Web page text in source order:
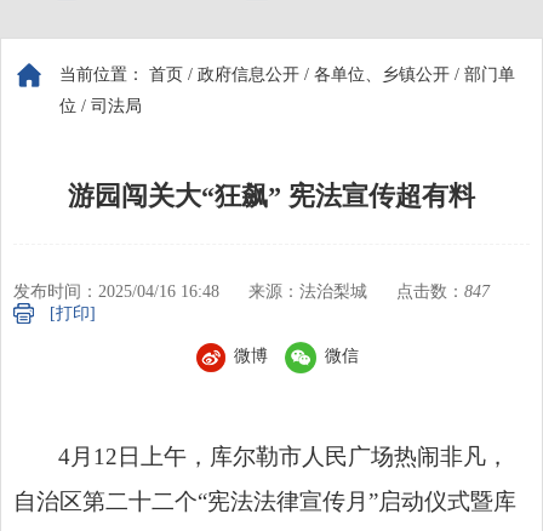
当前位置： 首页 / 政府信息公开 / 各单位、乡镇公开 / 部门单
位 / 司法局
游园闯关大“狂飙” 宪法宣传超有料
发布时间：2025/04/16 16:48 来源：法治梨城 点击数： 847
[打印]
微博 微信
4月12日上午，库尔勒市人民广场热闹非凡，
自治区第二十二个“宪法法律宣传月”启动仪式暨库